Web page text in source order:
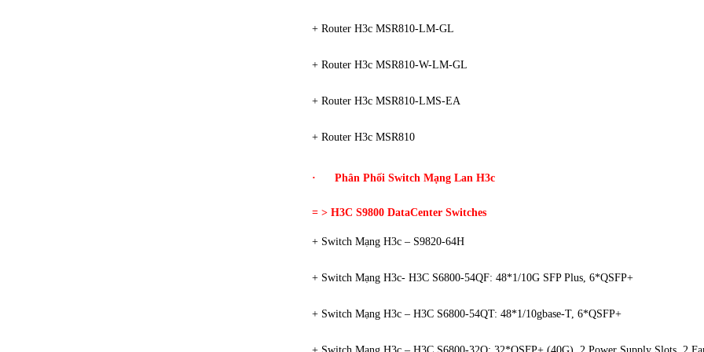
+ Router H3c MSR810-LM-GL
+ Router H3c MSR810-W-LM-GL
+ Router H3c MSR810-LMS-EA
+ Router H3c MSR810
· Phân Phối Switch Mạng Lan H3c
= > H3C S9800 DataCenter Switches
+ Switch Mạng H3c – S9820-64H
+ Switch Mạng H3c- H3C S6800-54QF: 48*1/10G SFP Plus, 6*QSFP+
+ Switch Mạng H3c – H3C S6800-54QT: 48*1/10gbase-T, 6*QSFP+